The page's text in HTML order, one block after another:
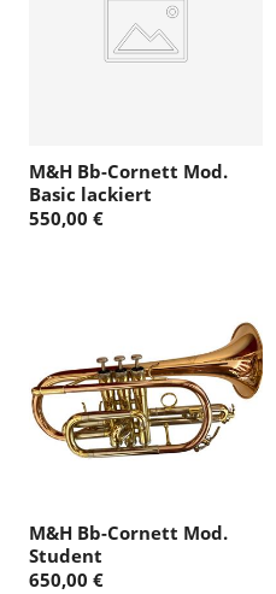
:
M&H Bb-Cornett Mod.
Basic lackiert
550,00 €
M&H Bb-Cornett Mod.
Student
650,00 €